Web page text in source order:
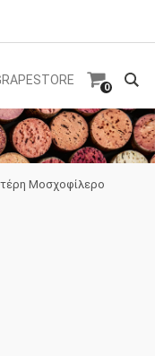
0
Μοσχοφίλερο